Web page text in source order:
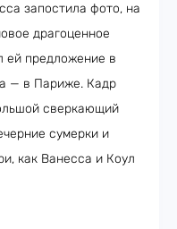
запостила фото, на
драгоценное
ей предложение в
— в Париже. Кадр
сверкающий
сумерки и
как Ванесса и Коул